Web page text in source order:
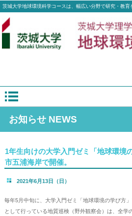
茨城大学地球環境科学コースは、幅広い分野で研究・教育
お知らせ NEWS
1年生向けの大学入門ゼミ「地球環境
市五浦海岸で開催。
2021年6月13日（日）
毎年5月中旬に、大学入門ゼミ「地球環境の学び方
として行っている地質巡検（野外観察会）は、全学